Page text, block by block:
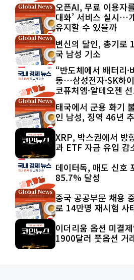
오픈AI, 무료 이용자
대화’ 서비스 실시…
유지할 수 있을까
변신의 달인, 총기로
국 남성 기소
“반도체에서 배터리·
동…삼성전자·SK하
코퓨처엠·알테오젠
태국에서 군용 화기
인 남성, 징역 46년
XRP, 박스권에서 방
과 ETF 자금 유입 감
데이터독, 매도 신호
85.7% 달성
중국 공공부문 채용
로 14만명 재시험 사
이더리움 옵션 미결
1900달러 풋옵션 거